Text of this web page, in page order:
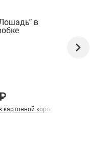
коробкекоробке